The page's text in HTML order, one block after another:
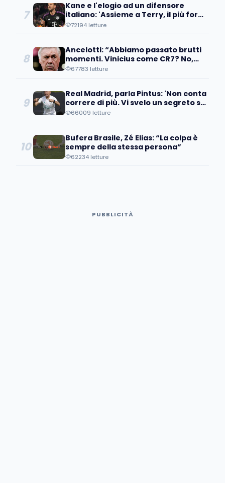
7
Kane e l'elogio ad un difensore
italiano: 'Assieme a Terry, il più forte
che ho affrontato'
72194 letture
8
Ancelotti: “Abbiamo passato brutti
momenti. Vinicius come CR7? No,
per un motivo..."
67783 letture
9
Real Madrid, parla Pintus: 'Non conta
correre di più. Vi svelo un segreto su
Modric e Kroos'
66009 letture
10
Bufera Brasile, Zé Elias: “La colpa è
sempre della stessa persona”
62234 letture
PUBBLICITÀ